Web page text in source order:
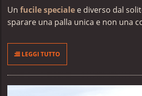
Un fucile speciale e diverso dal
sparare una palla unica e non una
LEGGI TUTTO